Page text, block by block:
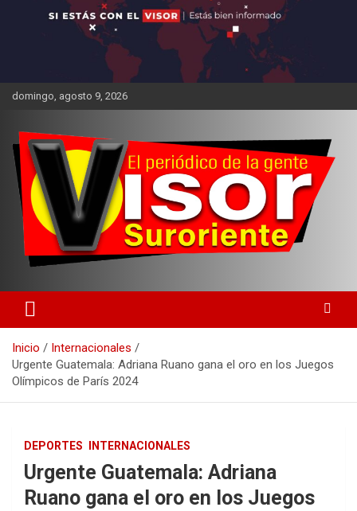
domingo, agosto 9, 2026
Inicio
Internacionales
Urgente Guatemala: Adriana Ruano gana el oro en los Juegos
Olímpicos de París 2024
DEPORTES INTERNACIONALES
Urgente Guatemala: Adriana
Ruano gana el oro en los Juegos